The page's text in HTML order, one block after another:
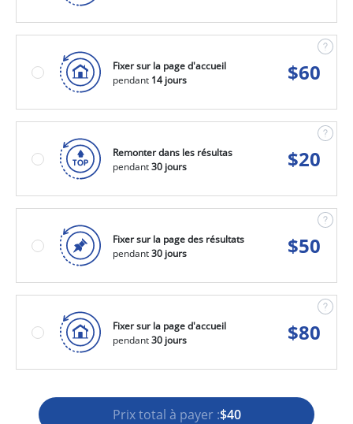
Fixer sur la page d'accueil
pendant 14 jours $60
Remonter dans les résultas
pendant30 jours $20
Fixer sur la page des résultats
pendant30 jours $50
Fixer sur la page d'accueil
pendant30 jours $80
Prix total à payer :$40